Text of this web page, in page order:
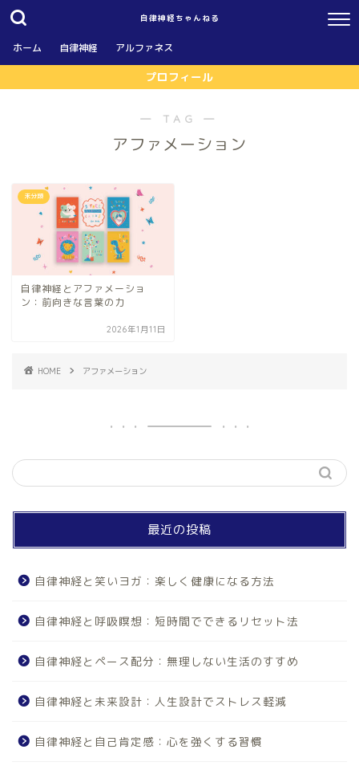
自律神経ちゃんねる
ホーム 自律神経 アルファネス
プロフィール
― TAG ―
アファメーション
未分類
自律神経とアファメーショ
ン：前向きな言葉の力
2026年1月11日
HOME アファメーション
最近の投稿
自律神経と笑いヨガ：楽しく健康になる方法
自律神経と呼吸瞑想：短時間でできるリセット法
自律神経とペース配分：無理しない生活のすすめ
自律神経と未来設計：人生設計でストレス軽減
自律神経と自己肯定感：心を強くする習慣